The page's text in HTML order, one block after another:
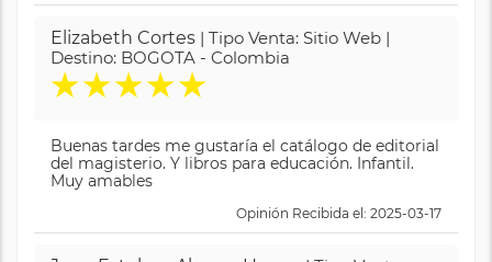
Elizabeth Cortes | Tipo Venta: Sitio Web |
Destino: BOGOTA - Colombia
★★★★★
Buenas tardes me gustaría el catálogo de editorial
del magisterio. Y libros para educación. Infantil.
Muy amables
Opinión Recibida el: 2025-03-17